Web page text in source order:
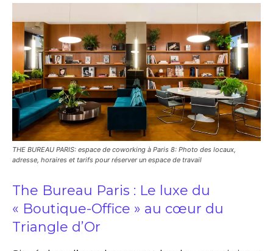
THE BUREAU PARIS: espace de coworking à Paris 8: Photo des locaux,
adresse, horaires et tarifs pour réserver un espace de travail
The Bureau Paris : Le luxe du
« Boutique-Office » au cœur du
Triangle d’Or